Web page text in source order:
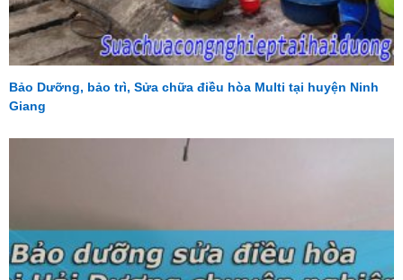
Bảo Dưỡng, bảo trì, Sửa chữa điều hòa Multi tại huyện Ninh
Giang